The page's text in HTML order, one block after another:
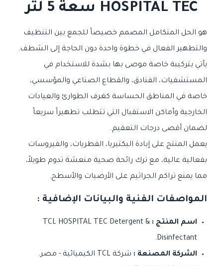
HOSPITAL TEC سعة 5 لتر
هو الحل المتكامل المصمم خصيصاً للجمع بين التنظيف
والتطهير الفعال في خطوة واحدة دون الحاجة إلى الشطف.
يأتي بتركيبة خاصة موصى بها بشدة للاستخدام في
المستشفيات، الفنادق، والقطاع الصناعي والمؤسسي،
خاصة في المناطق الحساسة كغرف الطوارئ والعيادات
الخارجية وأماكن الاستقبال التي تتطلب تطهيراً سريعاً
لضمان أقصى درجات التعقيم.
يعمل المنتج على إبادة البكتيريا، الفطريات، والفيروسات
بفعالية عالية، مع ترك رائحة صحية منعشة تدوم طويلاً،
مما يمنع تراكم الجراثيم على الأرضيات والأسطح.
المواصفات الفنية والبيانات الإضافية :
اسم المنتج : TCL HOSPITAL TEC Detergent &
Disinfectant.
الشركة المصنعة : شركة TCL الكيميائية - مصر.